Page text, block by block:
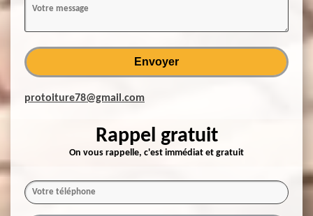
protoiture78@gmail.com
Rappel gratuit
On vous rappelle, c'est immédiat et gratuit